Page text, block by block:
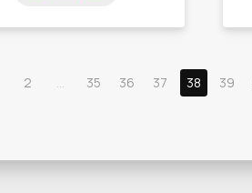
2 35 36 37 38 39